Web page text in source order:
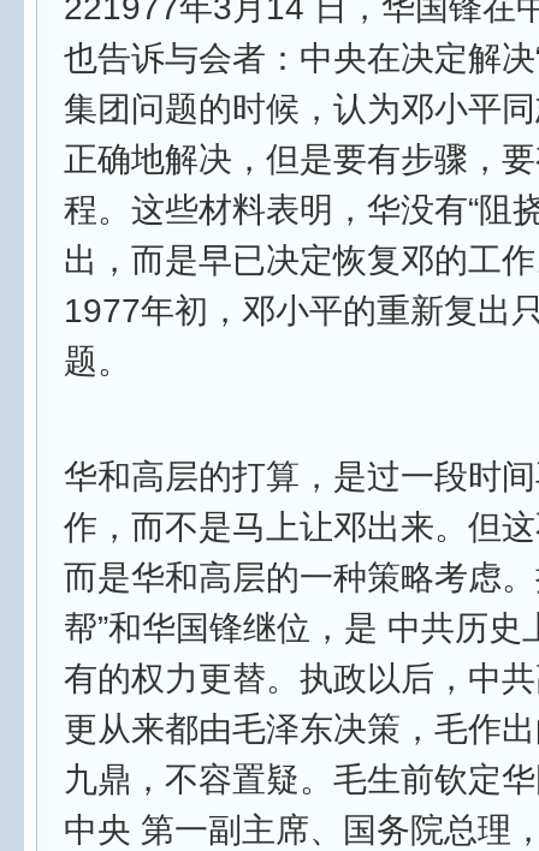
221977年3月14 日，华国锋在
也告诉与会者：中央在决定解决
集团问题的时候，认为邓小平
正确地解决，但是要有步骤，
程。这些材料表明，华没有“阻
出，而是早已决定恢复邓的工
1977年初，邓小平的重新复出
题。
华和高层的打算，是过一段时
作，而不是马上让邓出来。但这
而是华和高层的一种策略考虑
帮”和华国锋继位，是 中共历史
有的权力更替。执政以后，中
更从来都由毛泽东决策，毛作
九鼎，不容置疑。毛生前钦定
中央 第一副主席、国务院总理